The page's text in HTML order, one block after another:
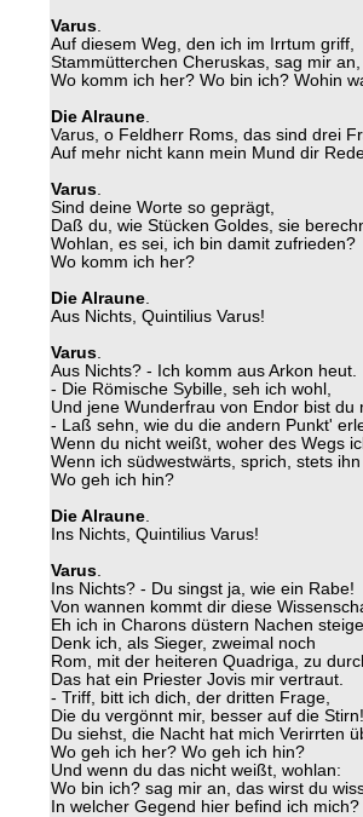
Varus.
Auf diesem Weg, den ich im Irrtum griff,
Stammütterchen Cheruskas, sag mir an,
Wo komm ich her? Wo bin ich? Wohin
Die Alraune.
Varus, o Feldherr Roms, das sind drei
Auf mehr nicht kann mein Mund dir
Varus.
Sind deine Worte so geprägt,
Daß du, wie Stücken Goldes, sie
Wohlan, es sei, ich bin damit zufrieden?
Wo komm ich her?
Die Alraune.
Aus Nichts, Quintilius Varus!
Varus.
Aus Nichts? - Ich komm aus Arkon heut.
- Die Römische Sybille, seh ich wohl,
Und jene Wunderfrau von Endor bist du
- Laß sehn, wie du die andern Punkt'
Wenn du nicht weißt, woher des Wegs
Wenn ich südwestwärts, sprich, stets
Wo geh ich hin?
Die Alraune.
Ins Nichts, Quintilius Varus!
Varus.
Ins Nichts? - Du singst ja, wie ein Rabe!
Von wannen kommt dir diese
Eh ich in Charons düstern Nachen
Denk ich, als Sieger, zweimal noch
Rom, mit der heiteren Quadriga, zu
Das hat ein Priester Jovis mir vertraut.
- Triff, bitt ich dich, der dritten Frage,
Die du vergönnt mir, besser auf die Stirn!
Du siehst, die Nacht hat mich Verirrten
Wo geh ich her? Wo geh ich hin?
Und wenn du das nicht weißt, wohlan:
Wo bin ich? sag mir an, das wirst du
In welcher Gegend hier befind ich mich?